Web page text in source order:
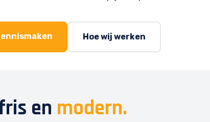
Hoe wij werken
en modern.